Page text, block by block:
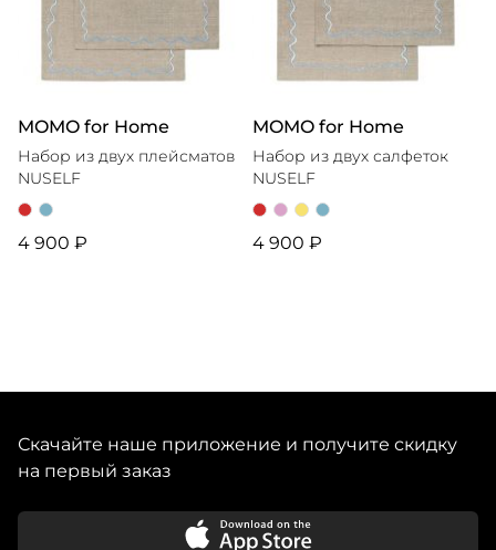
MOMO for Home
Набор из двух плейсматов
NUSELF
4 900 ₽
MOMO for Home
Набор из двух салфеток
NUSELF
4 900 ₽
Скачайте наше приложение и получите скидку
на первый заказ